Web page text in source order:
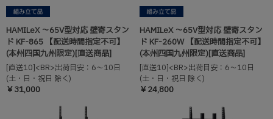
HAMILeX ～65V型対応 壁寄スタン
ド KF-865 【配送時間指定不可】
(本州四国九州限定)[直送商品]
[直送10]<BR>出荷目安：6～10日
(土・日・祝日 除く)
￥31,000
HAMILeX ～65V型対応 壁寄スタン
ド KF-260W 【配送時間指定不可】
(本州四国九州限定)[直送商品]
[直送10]<BR>出荷目安：6～10日
(土・日・祝日 除く)
￥24,800